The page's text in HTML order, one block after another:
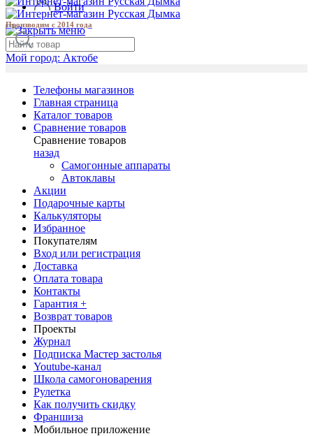
Войти
Производим с 2014 года
Мой город: Актобе
Телефоны магазинов
Главная страница
Каталог товаров
Сравнение товаров
Сравнение товаров
назад
Самогонные аппараты
Автоклавы
Акции
Подарочные карты
Калькуляторы
Избранное
Покупателям
Вход или регистрация
Доставка
Оплата товара
Контакты
Гарантия +
Возврат товаров
Проекты
Журнал
Подписка Мастер застолья
Youtube-канал
Школа самогоноварения
Рулетка
Как получить скидку
Франшиза
Мобильное приложение